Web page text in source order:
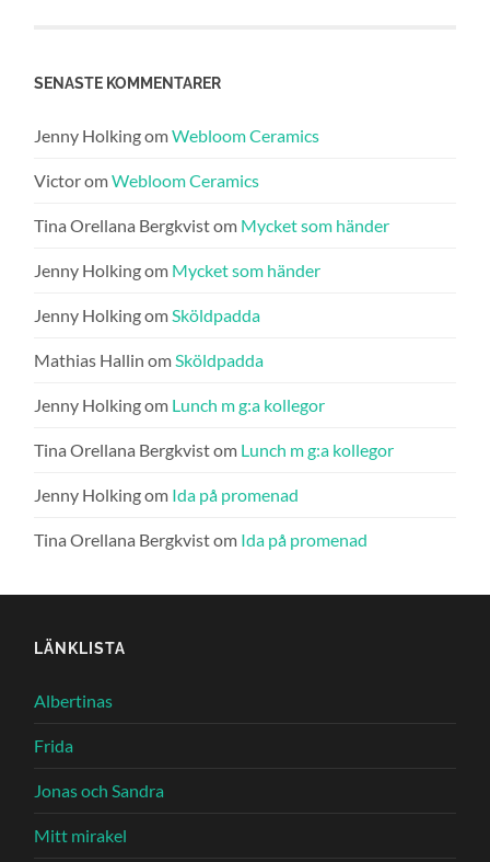
SENASTE KOMMENTARER
Jenny HolkingomWebloom Ceramics
VictoromWebloom Ceramics
Tina Orellana Bergkvistom Mycket som händer
Jenny Holkingom Mycket som händer
Jenny Holkingom Sköldpadda
Mathias Hallin om Sköldpadda
Jenny Holkingom Lunch m g:a kollegor
Tina Orellana Bergkvistom Lunch m g:a kollegor
Jenny Holkingom Ida på promenad
Tina Orellana Bergkvistom Ida på promenad
LÄNKLISTA
Albertinas
Frida
Jonas och Sandra
Mitt mirakel